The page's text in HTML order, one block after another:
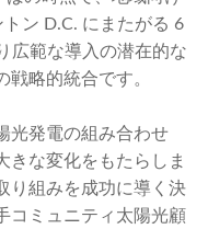
ン D.C. にまたがる 6
広範な導入の潜在的な
略的統合です。
光発電の組み合わせ
きな変化をもたらしま
り組みを成功に導く決
コミュニティ太陽光顧